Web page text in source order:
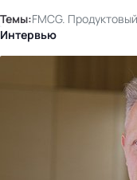
Темы:FMCG.
Интервью